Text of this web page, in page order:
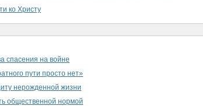
ко Христу
спасения на войне
пути просто нет»
нерожденной жизни
общественной нормой